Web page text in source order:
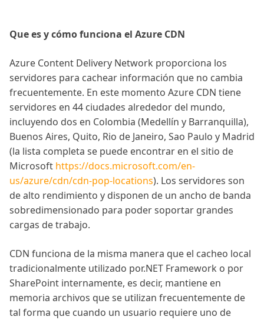
Que es y cómo funciona el Azure CDN
Azure Content Delivery Network proporciona los
servidores para cachear información que no cambia
frecuentemente. En este momento Azure CDN tiene
servidores en 44 ciudades alrededor del mundo,
incluyendo dos en Colombia (Medellín y Barranquilla),
Buenos Aires, Quito, Rio de Janeiro, Sao Paulo y Madrid
(la lista completa se puede encontrar en el sitio de
Microsoft https://docs.microsoft.com/en-
us/azure/cdn/cdn-pop-locations). Los servidores son
de alto rendimiento y disponen de un ancho de banda
sobredimensionado para poder soportar grandes
cargas de trabajo.
CDN funciona de la misma manera que el cacheo local
tradicionalmente utilizado por.NET Framework o por
SharePoint internamente, es decir, mantiene en
memoria archivos que se utilizan frecuentemente de
tal forma que cuando un usuario requiere uno de